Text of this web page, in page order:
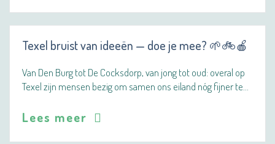
Texel bruist van ideeën — doe je mee? 🌱🚲🍎
Van Den Burg tot De Cocksdorp, van jong tot oud: overal op
Texel zijn mensen bezig om samen ons eiland nóg fijner te…
Lees meer